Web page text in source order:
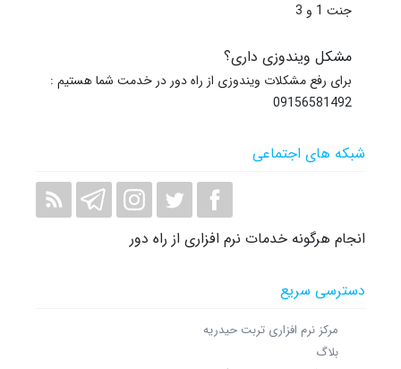
جنت 1 و 3
مشکل ویندوزی داری؟
برای رفع مشکلات ویندوزی از راه دور در خدمت شما هستیم :
09156581492
شبکه های اجتماعی
انجام هرگونه خدمات نرم افزاری از راه دور
دسترسی سریع
مرکز نرم افزاری تربت حیدریه
بلاگ